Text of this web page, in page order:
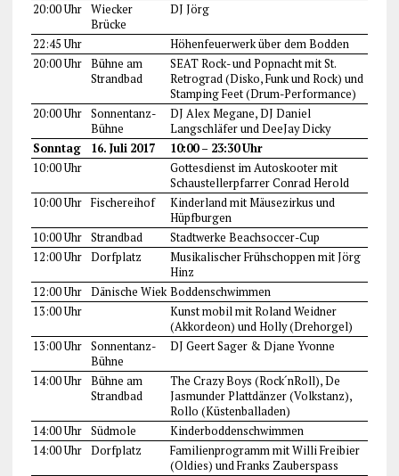
20:00 Uhr
Wiecker
Brücke
DJ Jörg
22:45 Uhr
Höhenfeuerwerk über dem Bodden
20:00 Uhr
Bühne am
Strandbad
SEAT Rock- und Popnacht mit St.
Retrograd (Disko, Funk und Rock) und
Stamping Feet (Drum-Performance)
20:00 Uhr
Sonnentanz-
Bühne
DJ Alex Megane, DJ Daniel
Langschläfer und DeeJay Dicky
Sonntag
16. Juli 2017
10:00 – 23:30 Uhr
10:00 Uhr
Gottesdienst im Autoskooter mit
Schaustellerpfarrer Conrad Herold
10:00 Uhr
Fischereihof
Kinderland mit Mäusezirkus und
Hüpfburgen
10:00 Uhr
Strandbad
Stadtwerke Beachsoccer-Cup
12:00 Uhr
Dorfplatz
Musikalischer Frühschoppen mit Jörg
Hinz
12:00 Uhr
Dänische Wiek Boddenschwimmen
13:00 Uhr
Kunst mobil mit Roland Weidner
(Akkordeon) und Holly (Drehorgel)
13:00 Uhr
Sonnentanz-
Bühne
DJ Geert Sager & Djane Yvonne
14:00 Uhr
Bühne am
Strandbad
The Crazy Boys (Rock´nRoll), De
Jasmunder Plattdänzer (Volkstanz),
Rollo (Küstenballaden)
14:00 Uhr
Südmole
Kinderboddenschwimmen
14:00 Uhr
Dorfplatz
Familienprogramm mit Willi Freibier
(Oldies) und Franks Zauberspass